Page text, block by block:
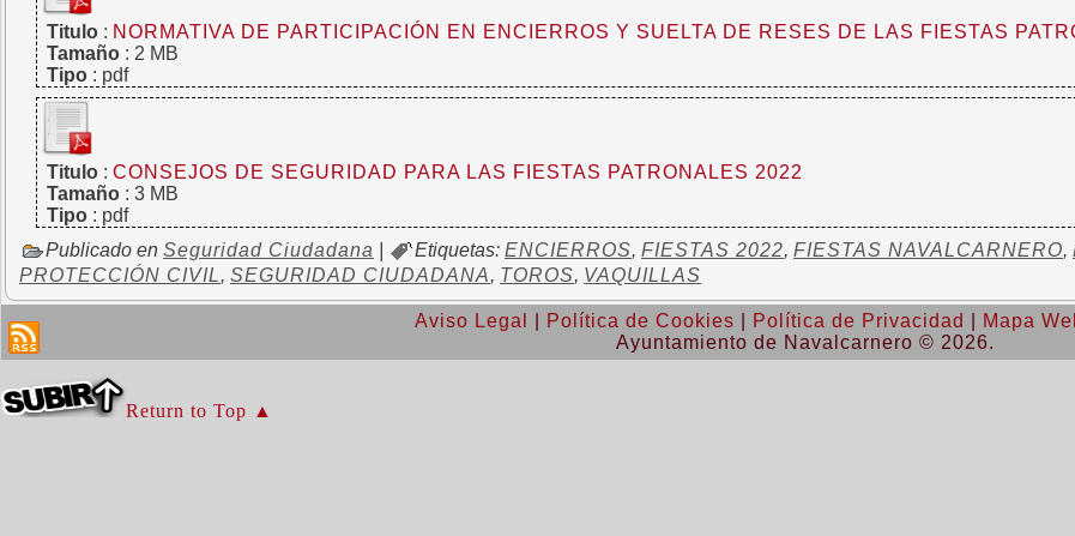
Titulo: NORMATIVA DE PARTICIPACIÓN EN ENCIERROS Y SUELTA DE RESES DE LAS FIESTAS
Tamaño: 2 MB
Tipo: pdf
Titulo: CONSEJOS DE SEGURIDAD PARA LAS FIESTAS PATRONALES 2022
Tamaño: 3 MB
Tipo: pdf
Publicado en Seguridad Ciudadana Etiquetas: ENCIERROS, FIESTAS 2022, FIESTAS NAVALCARNERO,
PROTECCIÓN CIVIL, SEGURIDAD CIUDADANA, TOROS, VAQUILLAS
Aviso Legal Política de Cookies Política de Privacidad Mapa
Ayuntamiento de Navalcarnero © 2026.
Return to Top ▲